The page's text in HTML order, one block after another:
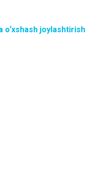
o‘xshash joylashtirish